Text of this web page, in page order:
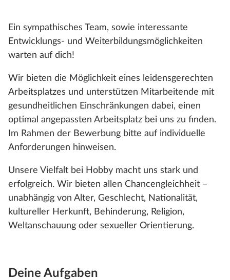
Ein sympathisches Team, sowie interessante
Entwicklungs- und Weiterbildungsmöglichkeiten
warten auf dich!
Wir bieten die Möglichkeit eines leidensgerechten
Arbeitsplatzes und unterstützen Mitarbeitende mit
gesundheitlichen Einschränkungen dabei, einen
optimal angepassten Arbeitsplatz bei uns zu finden.
Im Rahmen der Bewerbung bitte auf individuelle
Anforderungen hinweisen.
Unsere Vielfalt bei Hobby macht uns stark und
erfolgreich. Wir bieten allen Chancengleichheit –
unabhängig von Alter, Geschlecht, Nationalität,
kultureller Herkunft, Behinderung, Religion,
Weltanschauung oder sexueller Orientierung.
Deine Aufgaben